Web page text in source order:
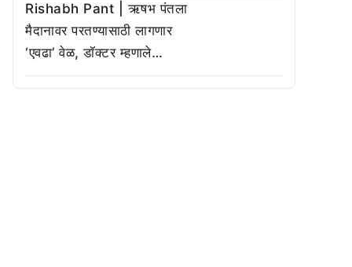
Rishabh Pant | ऋषभ पंतला
मैदानावर परतण्यासाठी लागणार
‘एवढा’ वेळ, डॉक्टर म्हणाले…